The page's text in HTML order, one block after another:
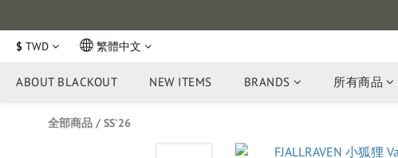
$ TWD 繁體中文
ABOUT BLACKOUT NEW ITEMS BRANDS 所有商品
全部商品 / SS'26